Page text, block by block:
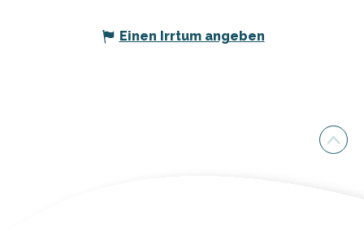
Einen Irrtum angeben